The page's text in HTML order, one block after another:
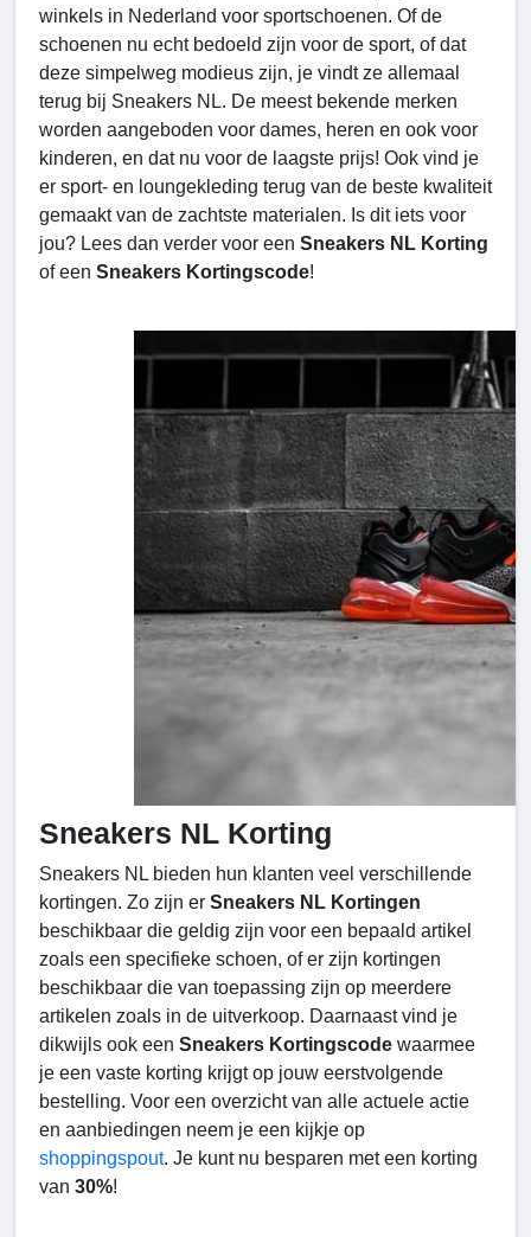
winkels in Nederland voor sportschoenen. Of de
schoenen nu echt bedoeld zijn voor de sport, of dat
deze simpelweg modieus zijn, je vindt ze allemaal
terug bij Sneakers NL. De meest bekende merken
worden aangeboden voor dames, heren en ook voor
kinderen, en dat nu voor de laagste prijs! Ook vind je
er sport- en loungekleding terug van de beste kwaliteit
gemaakt van de zachtste materialen. Is dit iets voor
jou? Lees dan verder voor een Sneakers NL Korting
of een Sneakers Kortingscode!
Sneakers NL Korting
Sneakers NL bieden hun klanten veel verschillende
kortingen. Zo zijn er Sneakers NL Kortingen
beschikbaar die geldig zijn voor een bepaald artikel
zoals een specifieke schoen, of er zijn kortingen
beschikbaar die van toepassing zijn op meerdere
artikelen zoals in de uitverkoop. Daarnaast vind je
dikwijls ook een Sneakers Kortingscode waarmee
je een vaste korting krijgt op jouw eerstvolgende
bestelling. Voor een overzicht van alle actuele actie
en aanbiedingen neem je een kijkje op
shoppingspout. Je kunt nu besparen met een korting
van 30%!